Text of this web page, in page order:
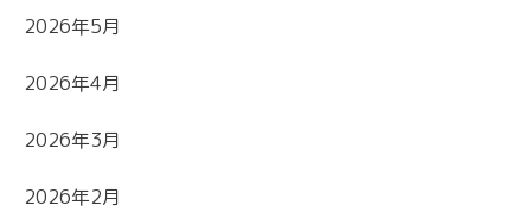
2026年5月
2026年4月
2026年3月
2026年2月